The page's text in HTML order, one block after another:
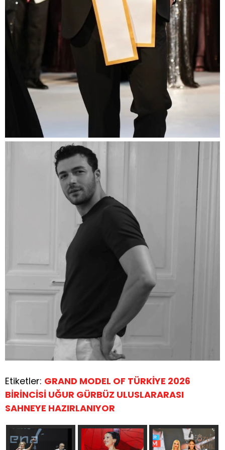
Etiketler: GRAND MODEL OF TÜRKİYE 2026
BİRİNCİSİ UĞUR GÜRBÜZ ULUSLARARASI
SAHNEYE HAZIRLANIYOR